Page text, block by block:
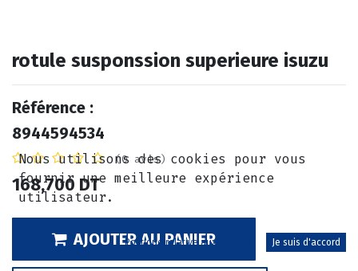
rotule susponssion superieure isuzu
Référence :
8944594534
(0 avis)
168,700 DT
AJOUTER AU PANIER
Nous utilisons des cookies pour vous
fournir une meilleure expérience
utilisateur.
Politique relative aux cookies Je suis d'accord